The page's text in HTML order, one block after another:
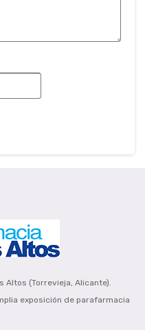
Altos (Torrevieja, Alicante).
exposición de parafarmacia